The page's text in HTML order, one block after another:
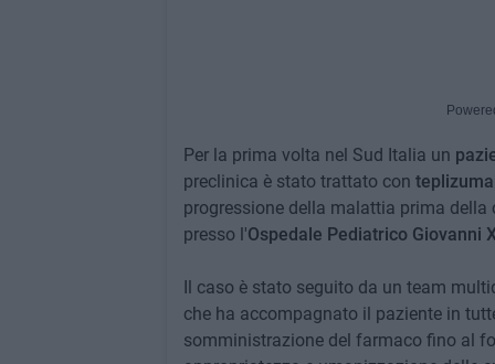
Per la prima volta nel Sud Italia un
preclinica è stato trattato con
progressione della malattia prima
presso l'Ospedale Pediatrico Giovanni
Il caso è stato seguito da un team
che ha accompagnato il paziente in
somministrazione del farmaco fino al